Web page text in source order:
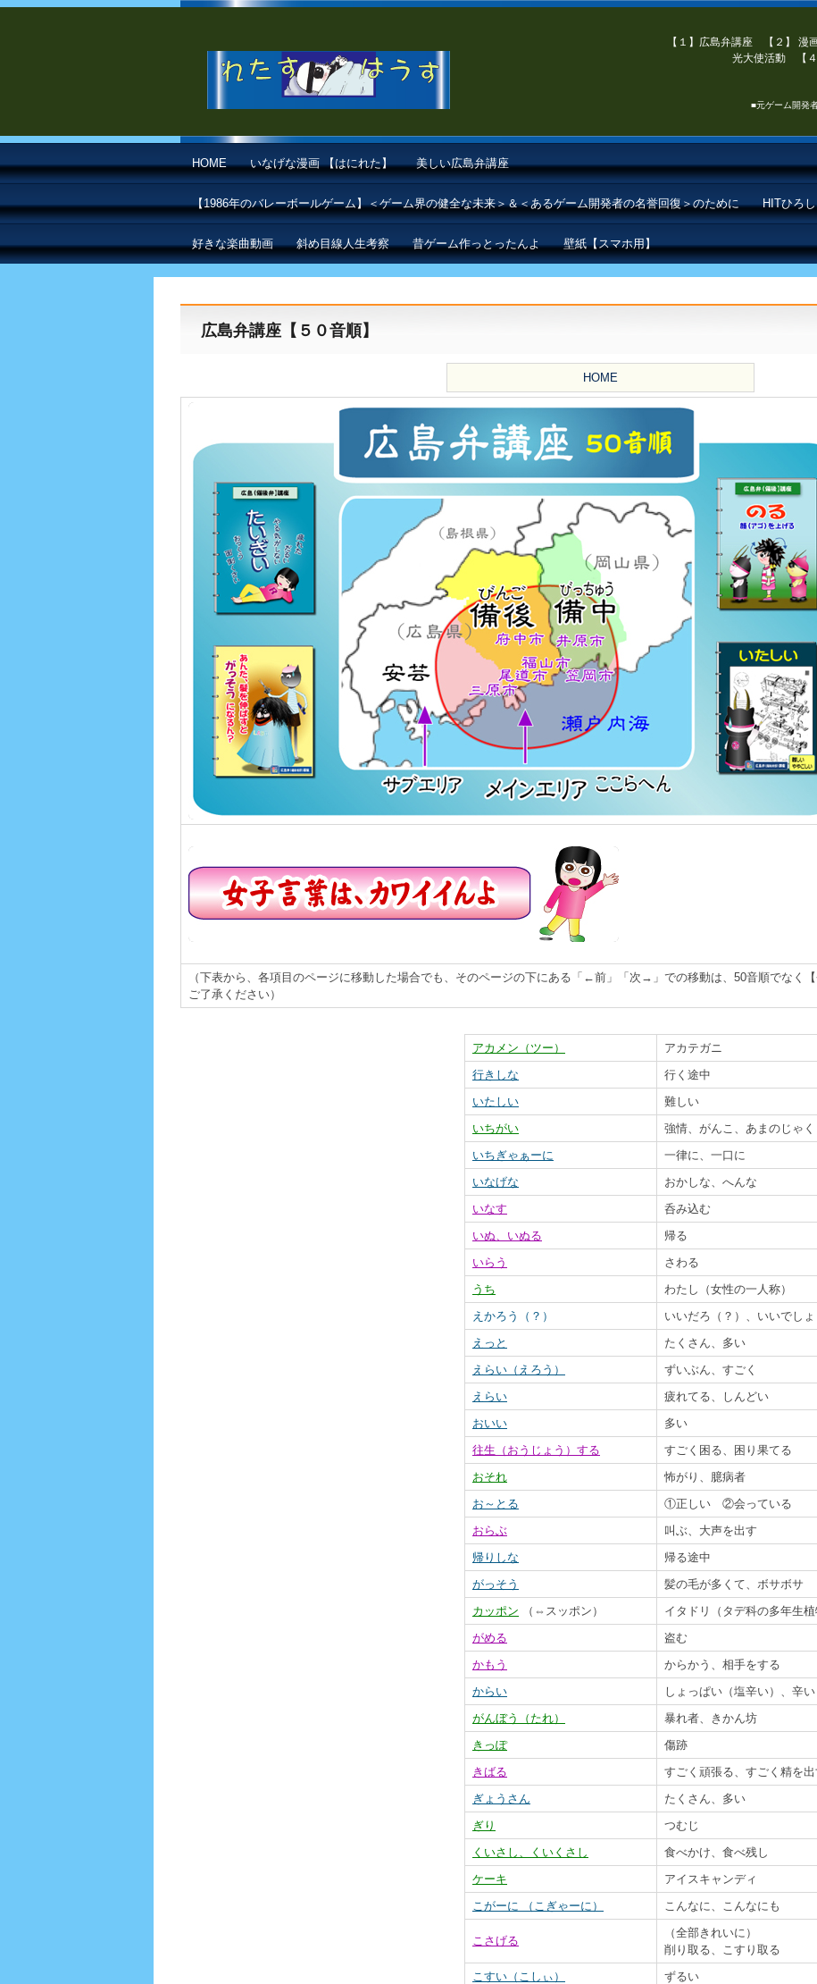
【１】広島弁講座 【２】 漫
光大使活動 【
■元ゲーム開発
HOME いなげな漫画 【はにれた】 美しい広島弁講座
【1986年のバレーボールゲーム】＜ゲーム界の健全な未来＞＆＜あるゲーム開発者の名誉回復＞のために HITひろ
好きな楽曲動画 斜め目線人生考察 昔ゲーム作っとったんよ 壁紙【スマホ用】
広島弁講座【５０音順】
HOME
（下表から、各項目のページに移動した場合でも、そのページの下にある「←前」「次→」での移動は、50音順でなく【
ご了承ください）
アカメン（ツー）
アカテガニ
行きしな
行く途中
いたしい
難しい
いちがい
強情、がんこ、あまのじゃく
いちぎゃぁーに
一律に、一口に
いなげな
おかしな、へんな
いなす
呑み込む
いぬ、いぬる
帰る
いらう
さわる
うち
わたし（女性の一人称）
えかろう（？）
いいだろ（？）、いいでしょ
えっと
たくさん、多い
えらい（えろう）
ずいぶん、すごく
えらい
疲れてる、しんどい
おいい
多い
往生（おうじょう）する
すごく困る、困り果てる
おそれ
怖がり、臆病者
お～とる
①正しい ②会っている
おらぶ
叫ぶ、大声を出す
帰りしな
帰る途中
がっそう
髪の毛が多くて、ボサボサ
カッポン （⇔スッポン）
イタドリ（タデ科の多年生植
がめる
盗む
かもう
からかう、相手をする
からい
しょっぱい（塩辛い）、辛い
がんぼう（たれ）
暴れ者、きかん坊
きっぽ
傷跡
きばる
すごく頑張る、すごく精を出
ぎょうさん
たくさん、多い
ぎり
つむじ
くいさし、くいくさし
食べかけ、食べ残し
ケーキ
アイスキャンディ
こがーに （こぎゃーに）
こんなに、こんなにも
こさげる
（全部きれいに）
削り取る、こすり取る
こすい（こしぃ）
ずるい